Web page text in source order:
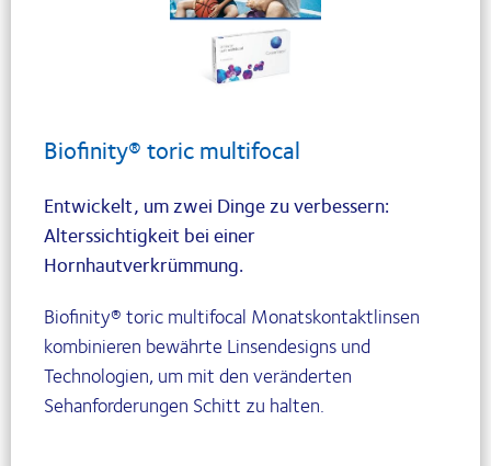
Biofinity® toric multifocal
Entwickelt, um zwei Dinge zu verbessern:
Alterssichtigkeit bei einer
Hornhautverkrümmung.
Biofinity® toric multifocal Monatskontaktlinsen
kombinieren bewährte Linsendesigns und
Technologien, um mit den veränderten
Sehanforderungen Schitt zu halten.